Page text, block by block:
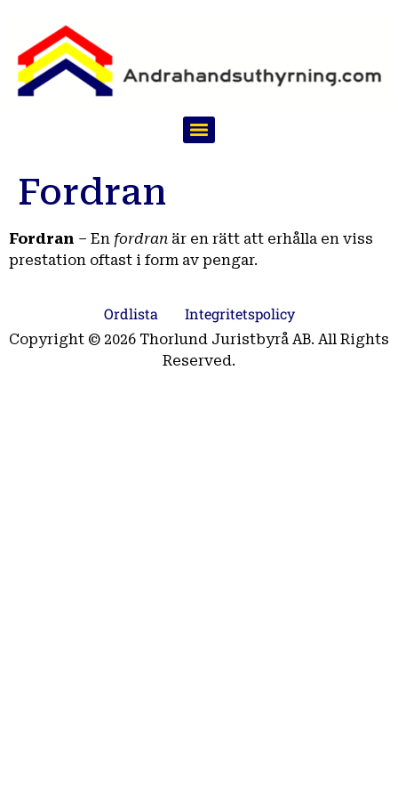
Fordran
Fordran – En fordran är en rätt att erhålla en viss
prestation oftast i form av pengar.
Ordlista Integritetspolicy
Copyright © 2026 Thorlund Juristbyrå AB. All Rights
Reserved.